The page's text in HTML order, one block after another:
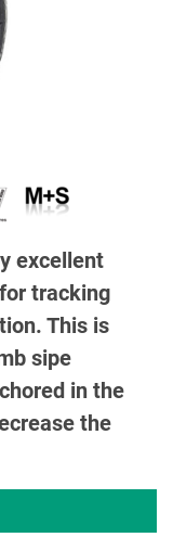
excellent
tracking
This is
sipe
in the
the